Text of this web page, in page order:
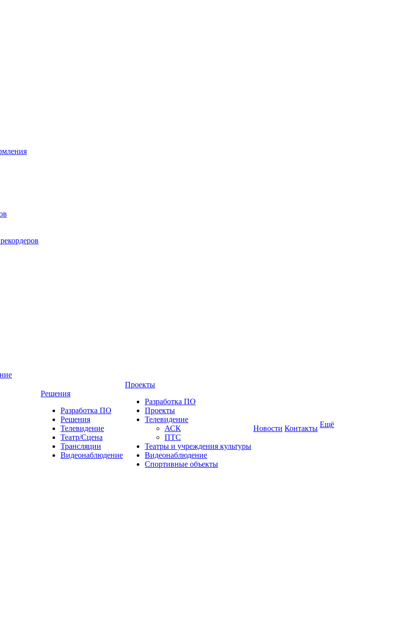
Решения
Разработка ПО
Решения
Телевидение
Театр/Сцена
Трансляции
Видеонаблюдение
Проекты
Разработка ПО
Проекты
Телевидение
АСК
ПТС
Театры и учреждения культуры
Видеонаблюдение
Спортивные объекты
Новости Контакты Ещё